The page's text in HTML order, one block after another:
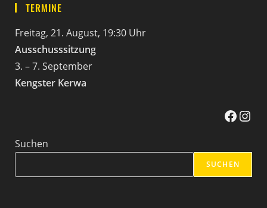
TERMINE
Freitag, 21. August, 19:30 Uhr
Ausschusssitzung
3. – 7. September
Kengster Kerwa
Facebook
Suchen
SUCHEN